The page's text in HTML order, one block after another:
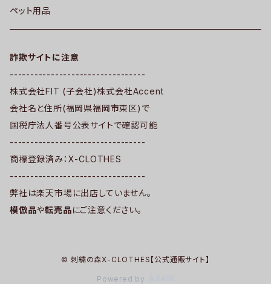
ペット用品
詐欺サイトに注意
---------------------------------
株式会社FIT (子会社)株式会社Accent
会社名と住所(福岡県福岡市東区)で
国税庁法人番号公表サイトで確認可能
---------------------------------
商標登録済み：X-CLOTHES
---------------------------------
弊社は楽天市場に出店していません。
模倣品や転売品にご注意ください。
© 刺繍の森X-CLOTHES【公式通販サイト】
Powered by